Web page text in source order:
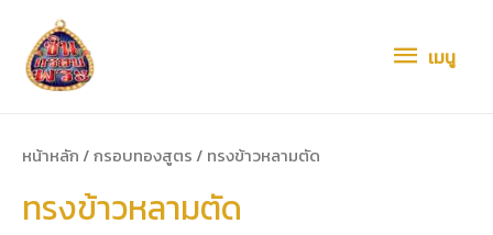
เมนูเมนู
หน้าหลัก /กรอบทองสูตร / ทรงข้าวหลามตัด
ทรงข้าวหลามตัด